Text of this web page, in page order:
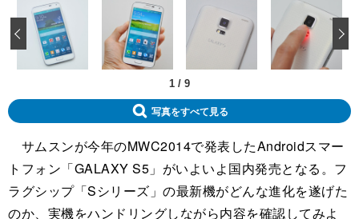
1 / 9
‹
写真をすべて見る
サムスンが今年のMWC2014で発表したAndroidスマー
トフォン「GALAXY S5」がいよいよ国内発売となる。フ
ラグシップ「Sシリーズ」の最新機がどんな進化を遂げた
のか、実機をハンドリングしながら内容を確認してみよ